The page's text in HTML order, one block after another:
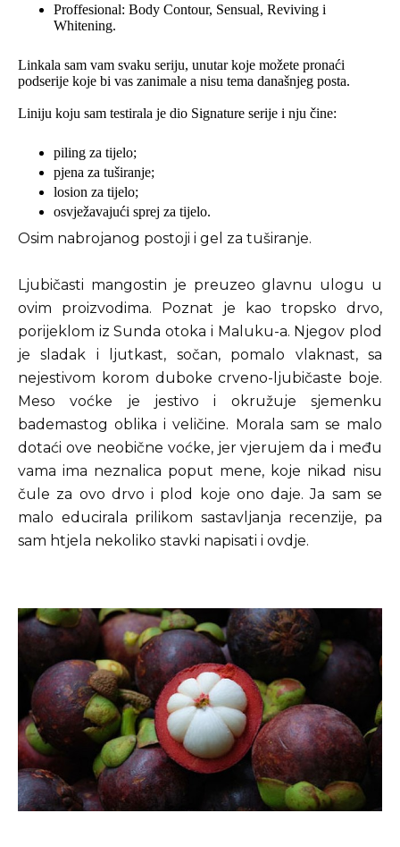
Proffesional: Body Contour, Sensual, Reviving i
Whitening.
Linkala sam vam svaku seriju, unutar koje možete pronaći
podserije koje bi vas zanimale a nisu tema današnjeg posta.
Liniju koju sam testirala je dio Signature serije i nju čine:
piling za tijelo;
pjena za tuširanje;
losion za tijelo;
osvježavajući sprej za tijelo.
Osim nabrojanog postoji i gel za tuširanje.
Ljubičasti mangostin je preuzeo glavnu ulogu u
ovim proizvodima. Poznat je kao tropsko drvo,
porijeklom iz Sunda otoka i Maluku-a. Njegov plod
je sladak i ljutkast, sočan, pomalo vlaknast, sa
nejestivom korom duboke crveno-ljubičaste boje.
Meso voćke je jestivo i okružuje sjemenku
bademastog oblika i veličine. Morala sam se malo
dotaći ove neobične voćke, jer vjerujem da i među
vama ima neznalica poput mene, koje nikad nisu
čule za ovo drvo i plod koje ono daje. Ja sam se
malo educirala prilikom sastavljanja recenzije, pa
sam htjela nekoliko stavki napisati i ovdje.